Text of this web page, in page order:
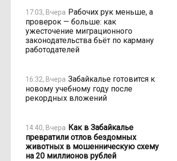
17:03, Вчера Рабочих рук меньше, а
проверок — больше: как
ужесточение миграционного
законодательства бьёт по карману
работодателей
16:32, Вчера Забайкалье готовится к
новому учебному году после
рекордных вложений
14:40, Вчера Как в Забайкалье
превратили отлов бездомных
животных в мошенническую схему
на 20 миллионов рублей